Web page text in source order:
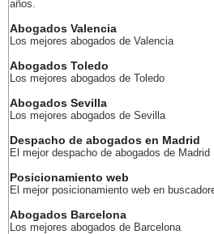
años.
Abogados Valencia
Los mejores abogados de Valencia
Abogados Toledo
Los mejores abogados de Toledo
Abogados Sevilla
Los mejores abogados de Sevilla
Despacho de abogados en Madrid
El mejor despacho de abogados de Madrid
Posicionamiento web
El mejor posicionamiento web en
Abogados Barcelona
Los mejores abogados de Barcelona